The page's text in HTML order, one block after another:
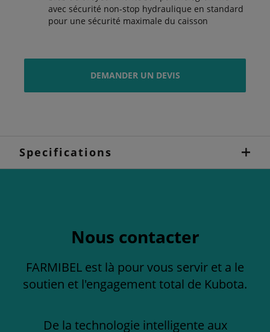
avec sécurité non-stop hydraulique en standard
pour une sécurité maximale du caisson
DEMANDER UN DEVIS
Specifications
Nous contacter
FARMIBEL est là pour vous servir et a le
soutien et l'engagement total de Kubota.
De la technologie intelligente aux